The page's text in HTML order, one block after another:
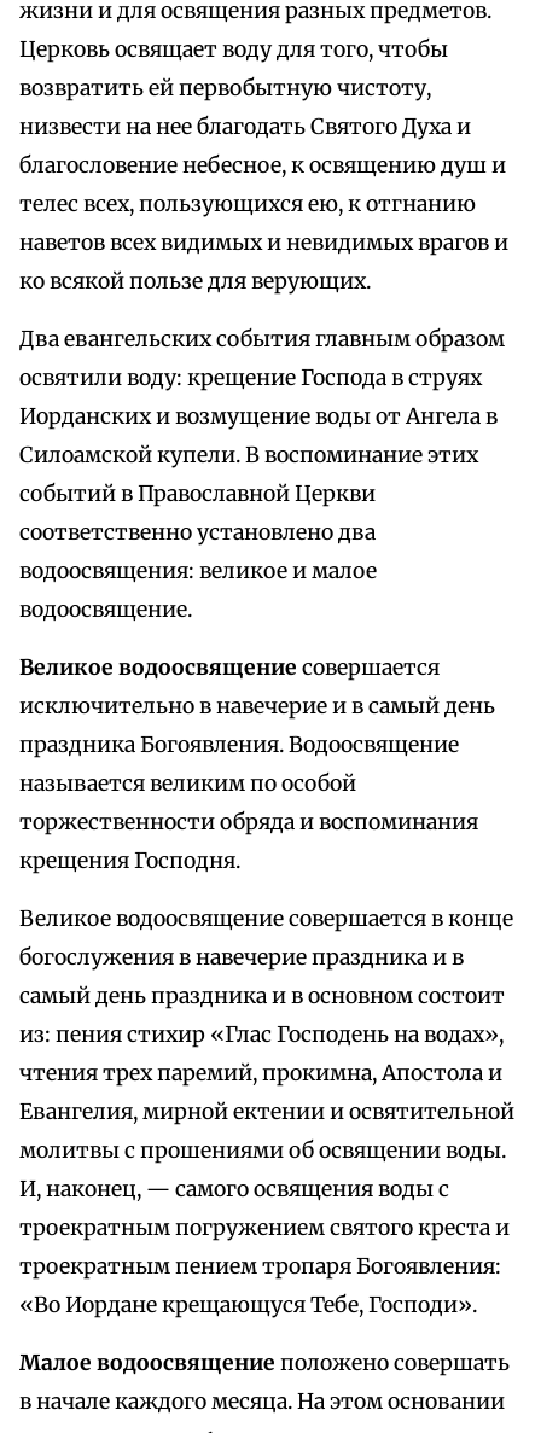
жизни и для освящения разных предметов.
Церковь освящает воду для того, чтобы
возвратить ей первобытную чистоту,
низвести на нее благодать Святого Духа и
благословение небесное, к освящению душ и
телес всех, пользующихся ею, к отгнанию
наветов всех видимых и невидимых врагов и
ко всякой пользе для верующих.
Два евангельских события главным образом
освятили воду: крещение Господа в струях
Иорданских и возмущение воды от Ангела в
Силоамской купели. В воспоминание этих
событий в Православной Церкви
соответственно установлено два
водоосвящения: великое и малое
водоосвящение.
Великое водоосвящение совершается
исключительно в навечерие и в самый день
праздника Богоявления. Водоосвящение
называется великим по особой
торжественности обряда и воспоминания
крещения Господня.
Великое водоосвящение совершается в конце
богослужения в навечерие праздника и в
самый день праздника и в основном состоит
из: пения стихир «Глас Господень на водах»,
чтения трех паремий, прокимна, Апостола и
Евангелия, мирной ектении и освятительной
молитвы с прошениями об освящении воды.
И, наконец, — самого освящения воды с
троекратным погружением святого креста и
троекратным пением тропаря Богоявления:
«Во Иордане крещающуся Тебе, Господи».
Малое водоосвящение положено совершать
в начале каждого месяца. На этом основании